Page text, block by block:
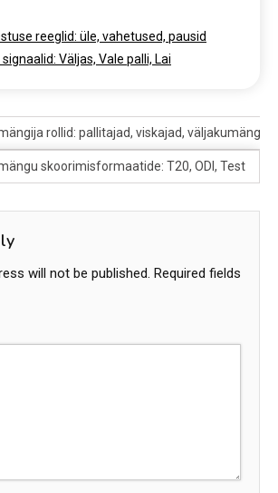
reeglid: üle, vahetused, pausid
Väljas, Vale palli, Lai
rollid: pallitajad, viskajad,
skoorimisformaatide: T20, ODI, Test
will not be published. Required fields